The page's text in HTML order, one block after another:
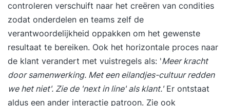
controleren verschuift naar het creëren van condities
zodat onderdelen en teams zelf de
verantwoordelijkheid oppakken om het gewenste
resultaat te bereiken. Ook het horizontale proces naar
de klant verandert met vuistregels als: 'Meer kracht
door samenwerking. Met een eilandjes-cultuur redden
we het niet'. Zie de 'next in line' als klant.'Er ontstaat
aldus een ander interactie patroon. Zie ook